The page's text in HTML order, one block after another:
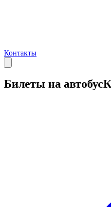
Контакты
Билеты на автобус